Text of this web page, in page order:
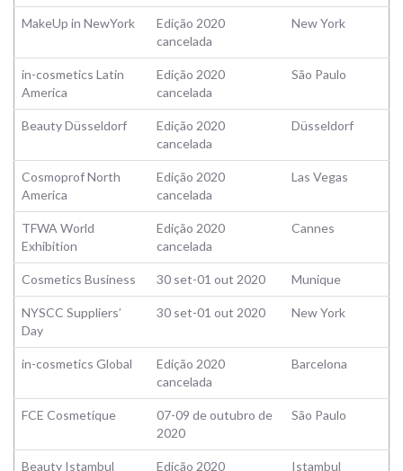
MakeUp in NewYork
Edição 2020
cancelada
New York
in-cosmetics Latin
America
Edição 2020
cancelada
São Paulo
Beauty Düsseldorf
Edição 2020
cancelada
Düsseldorf
Cosmoprof North
America
Edição 2020
cancelada
Las Vegas
TFWA World
Exhibition
Edição 2020
cancelada
Cannes
Cosmetics Business 30 set-01 out 2020 Munique
NYSCC Suppliers’
Day
30 set-01 out 2020 New York
in-cosmetics Global
Edição 2020
cancelada
Barcelona
FCE Cosmetique
07-09 de outubro de
2020
São Paulo
Beauty Istambul
Edição 2020
Istambul